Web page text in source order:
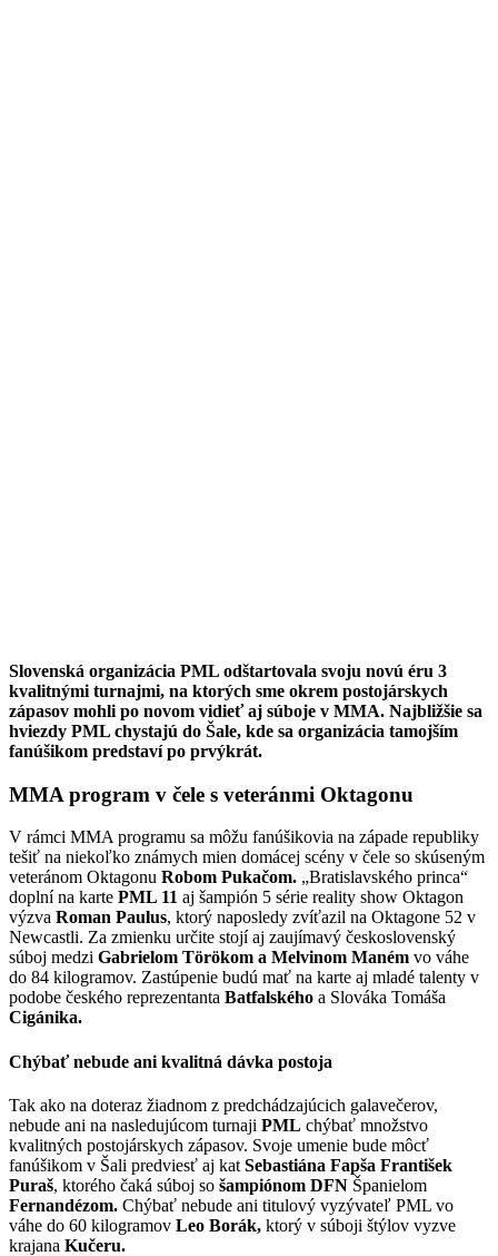
Slovenská organizácia PML odštartovala svoju novú éru 3
kvalitnými turnajmi, na ktorých sme okrem postojárskych
zápasov mohli po novom vidieť aj súboje v MMA. Najbližšie sa
hviezdy PML chystajú do Šale, kde sa organizácia tamojším
fanúšikom predstaví po prvýkrát.
MMA program v čele s veteránmi Oktagonu
V rámci MMA programu sa môžu fanúšikovia na západe republiky
tešiť na niekoľko známych mien domácej scény v čele so skúseným
veteránom Oktagonu Robom Pukačom. „Bratislavského princa“
doplní na karte PML 11 aj šampión 5 série reality show Oktagon
výzva Roman Paulus, ktorý naposledy zvíťazil na Oktagone 52 v
Newcastli. Za zmienku určite stojí aj zaujímavý československý
súboj medzi Gabrielom Törökom a Melvinom Maném vo váhe
do 84 kilogramov. Zastúpenie budú mať na karte aj mladé talenty v
podobe českého reprezentanta Batfalského a Slováka Tomáša
Cigánika.
Chýbať nebude ani kvalitná dávka postoja
Tak ako na doteraz žiadnom z predchádzajúcich galavečerov,
nebude ani na nasledujúcom turnaji PML chýbať množstvo
kvalitných postojárskych zápasov. Svoje umenie bude môcť
fanúšikom v Šali predviesť aj kat Sebastiána Fapša František
Puraš, ktorého čaká súboj so šampiónom DFN Španielom
Fernandézom. Chýbať nebude ani titulový vyzývateľ PML vo
váhe do 60 kilogramov Leo Borák, ktorý v súboji štýlov vyzve
krajana Kučeru.